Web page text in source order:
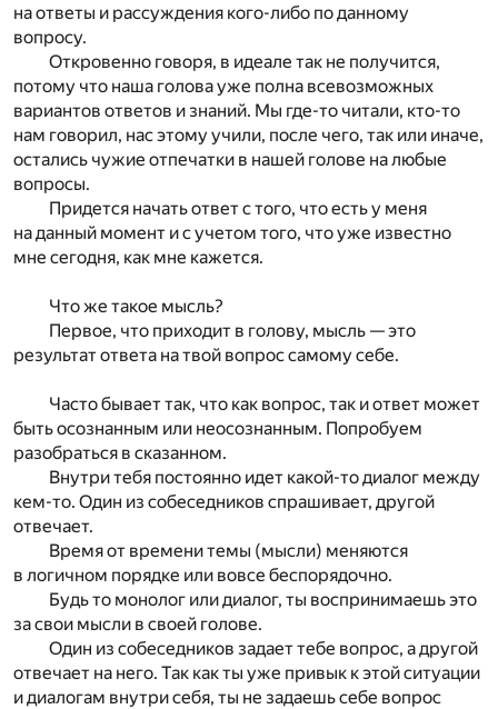
на ответы и рассуждения кого-либо по данному
вопросу.
Откровенно говоря, в идеале так не получится,
потому что наша голова уже полна всевозможных
вариантов ответов и знаний. Мы где-то читали, кто-то
нам говорил, нас этому учили, после чего, так или иначе,
остались чужие отпечатки в нашей голове на любые
вопросы.
Придется начать ответ с того, что есть у меня
на данный момент и с учетом того, что уже известно
мне сегодня, как мне кажется.
Что же такое мысль?
Первое, что приходит в голову, мысль — это
результат ответа на твой вопрос самому себе.
Часто бывает так, что как вопрос, так и ответ может
быть осознанным или неосознанным. Попробуем
разобраться в сказанном.
Внутри тебя постоянно идет какой-то диалог между
кем-то. Один из собеседников спрашивает, другой
отвечает.
Время от времени темы (мысли) меняются
в логичном порядке или вовсе беспорядочно.
Будь то монолог или диалог, ты воспринимаешь это
за свои мысли в своей голове.
Один из собеседников задает тебе вопрос, а другой
отвечает на него. Так как ты уже привык к этой ситуации
и диалогам внутри себя, ты не задаешь себе вопрос